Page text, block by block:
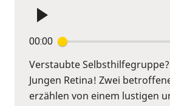
00:00
Verstaubte
Jungen Retina! Zwei
erzählen von einem lustigen